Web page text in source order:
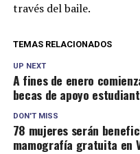
través del baile.
TEMAS RELACIONADOS
UP NEXT
A fines de enero
becas de apoyo
DON'T MISS
78 mujeres serán
mamografía gratuita en